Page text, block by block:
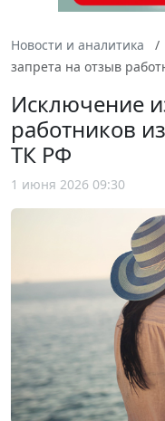
Новости и аналитика
запрета на отзыв
Исключение
работников
ТК РФ
1 июня 2026 09:30